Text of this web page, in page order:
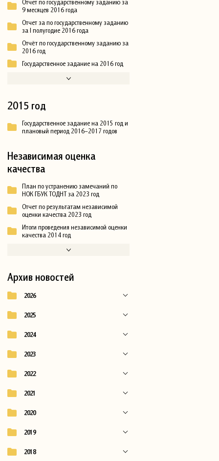
Отчет по государственному заданию за
9 месяцев 2016 года
Отчет за по государственному заданию
за I полугодие 2016 года
Отчёт по государственному заданию за
2016 год
Государственное задание на 2016 год
2015 год
Государственное задание на 2015 год и
плановый период 2016–2017 годов
Независимая оценка
качества
План по устранению замечаний по
НОК ГБУК ТОДНТ за 2023 год
Отчет по результатам независимой
оценки качества 2023 год
Итоги проведения независимой оценки
качества 2014 год
Архив новостей
2026
2025
2024
2023
2022
2021
2020
2019
2018